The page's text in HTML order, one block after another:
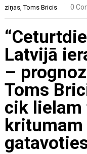
ziņas ,Toms Bricis 0
Latvijā
–
Toms
cik lielam